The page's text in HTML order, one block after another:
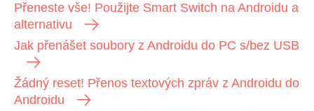
Přeneste vše! Použijte Smart Switch na Androidu a
alternativu
Jak přenášet soubory z Androidu do PC s/bez USB
Žádný reset! Přenos textových zpráv z Androidu do
Androidu